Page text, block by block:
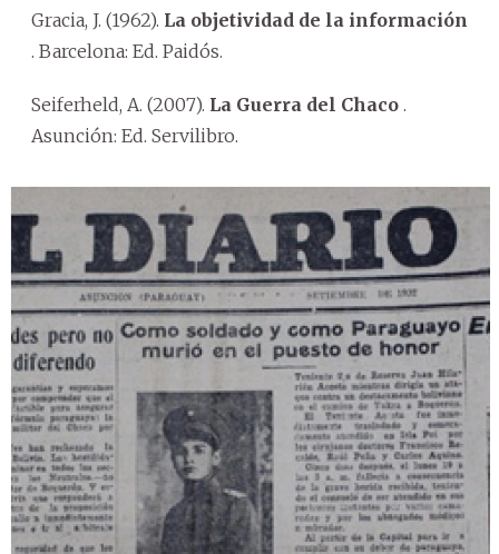
Gracia, J. (1962). La objetividad de la información
. Barcelona: Ed. Paidós.
Seiferheld, A. (2007). La Guerra del Chaco .
Asunción: Ed. Servilibro.